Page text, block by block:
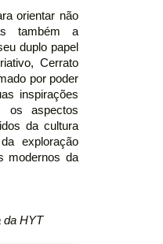
orientar não
também a
duplo papel
Cerrato
por poder
inspirações
os aspectos
da cultura
exploração
modernos da
da HYT